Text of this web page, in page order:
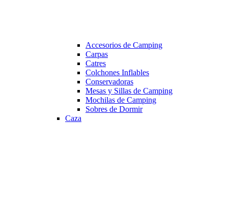
Accesorios de Camping
Carpas
Catres
Colchones Inflables
Conservadoras
Mesas y Sillas de Camping
Mochilas de Camping
Sobres de Dormir
Caza